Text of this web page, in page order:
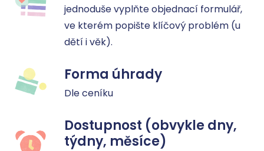
jednoduše vyplňte objednací formulář,
ve kterém popište klíčový problém (u
dětí i věk).
Forma úhrady
Dle ceníku
Dostupnost (obvykle dny,
týdny, měsíce)